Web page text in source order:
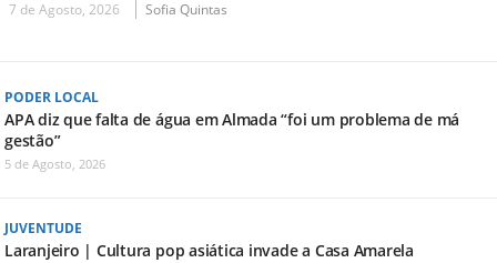
7 de Agosto, 2026 Sofia Quintas
PODER LOCAL
APA diz que falta de água em Almada “foi um problema de má
gestão”
5 de Agosto, 2026
JUVENTUDE
Laranjeiro | Cultura pop asiática invade a Casa Amarela